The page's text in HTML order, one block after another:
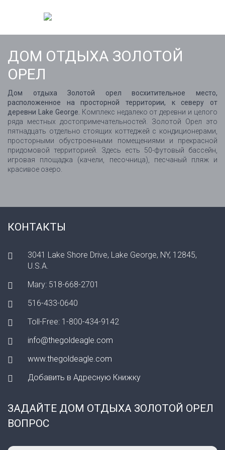
ДОМ ОТДЫХА ЗОЛОТОЙ
ОРЕЛ
Дом отдыха Золотой орел восхитительное место,
расположенное на просторной территории, к северу от
деревни Lake George.
Комплекс недалеко от деревни и целого
ряда местных достопримечательностей. Золотой Орел это
пятнадцать отдельно стоящих коттеджей с кондиционерами,
просторными обустроенными помещениями и прекрасной
придомовой территорией. Здесь есть 50-футовый бассейн,
игровая площадка (качели, песочница), песчаный пляж и
красивое озеро.
КОНТАКТЫ
3041 Lake Shore Drive, Lake George, NY, 12845,
U.S.A.
Mary: 518-668-2701
516-433-0640
Toll-Free: 1-800-434-9142
info@thegoldeagle.com
www.thegoldeagle.com
Добавить в Адресную Книжку
ЗАДАЙТЕ ДОМ ОТДЫХА ЗОЛОТОЙ ОРЕЛ
ВОПРОС